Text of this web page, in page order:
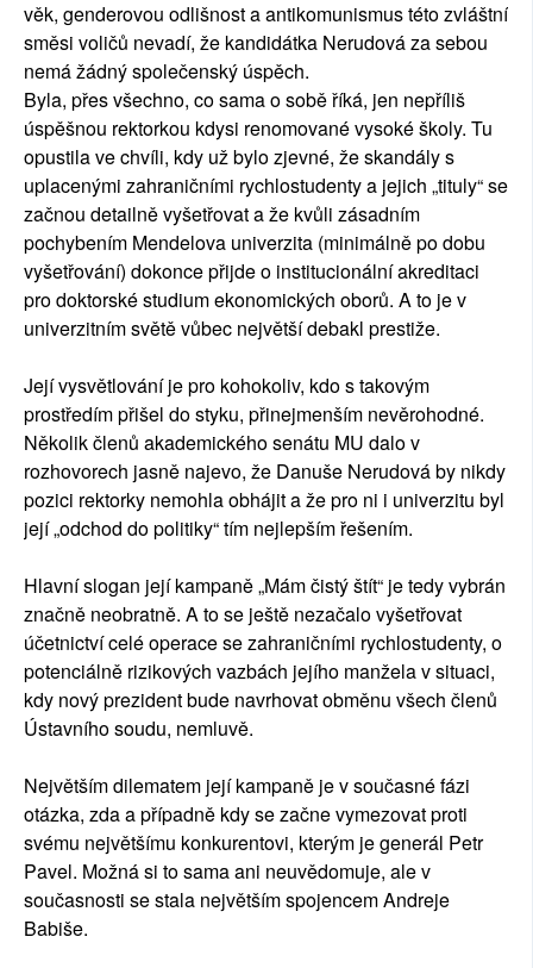
věk, genderovou odlišnost a antikomunismus této zvláštní
směsi voličů nevadí, že kandidátka Nerudová za sebou
nemá žádný společenský úspěch.
Byla, přes všechno, co sama o sobě říká, jen nepříliš
úspěšnou rektorkou kdysi renomované vysoké školy. Tu
opustila ve chvíli, kdy už bylo zjevné, že skandály s
uplacenými zahraničními rychlostudenty a jejich „tituly“ se
začnou detailně vyšetřovat a že kvůli zásadním
pochybením Mendelova univerzita (minimálně po dobu
vyšetřování) dokonce přijde o institucionální akreditaci
pro doktorské studium ekonomických oborů. A to je v
univerzitním světě vůbec největší debakl prestiže.
Její vysvětlování je pro kohokoliv, kdo s takovým
prostředím přišel do styku, přinejmenším nevěrohodné.
Několik členů akademického senátu MU dalo v
rozhovorech jasně najevo, že Danuše Nerudová by nikdy
pozici rektorky nemohla obhájit a že pro ni i univerzitu byl
její „odchod do politiky“ tím nejlepším řešením.
Hlavní slogan její kampaně „Mám čistý štít“ je tedy vybrán
značně neobratně. A to se ještě nezačalo vyšetřovat
účetnictví celé operace se zahraničními rychlostudenty, o
potenciálně rizikových vazbách jejího manžela v situaci,
kdy nový prezident bude navrhovat obměnu všech členů
Ústavního soudu, nemluvě.
Největším dilematem její kampaně je v současné fázi
otázka, zda a případně kdy se začne vymezovat proti
svému největšímu konkurentovi, kterým je generál Petr
Pavel. Možná si to sama ani neuvědomuje, ale v
současnosti se stala největším spojencem Andreje
Babiše.